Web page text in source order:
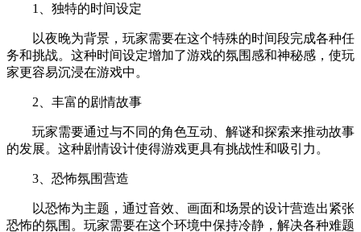
1、独特的时间设定
以夜晚为背景，玩家需要在这个特殊的时间段完成各种任
务和挑战。这种时间设定增加了游戏的氛围感和神秘感，使玩
家更容易沉浸在游戏中。
2、丰富的剧情故事
玩家需要通过与不同的角色互动、解谜和探索来推动故事
的发展。这种剧情设计使得游戏更具有挑战性和吸引力。
3、恐怖氛围营造
以恐怖为主题，通过音效、画面和场景的设计营造出紧张
恐怖的氛围。玩家需要在这个环境中保持冷静，解决各种难题